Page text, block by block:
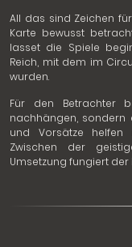
All das sind Zeichen
Karte bewusst
lasset die Spiele
Reich, mit dem im
wurden.
Für den Betrachter
nachhängen, sondern
und Vorsätze helfen
Zwischen der
Umsetzung fungiert